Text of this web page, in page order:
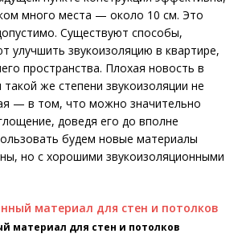
много места — около 10 см. Это
Существуют способы,
улучшить звукоизоляцию в квартире,
пространства. Плохая новость в
же степени звукоизоляции не
— в том, что можно значительно
доведя его до вполне
будем новые материалы
но с хорошими звукоизоляционными
материал для стен и потолков